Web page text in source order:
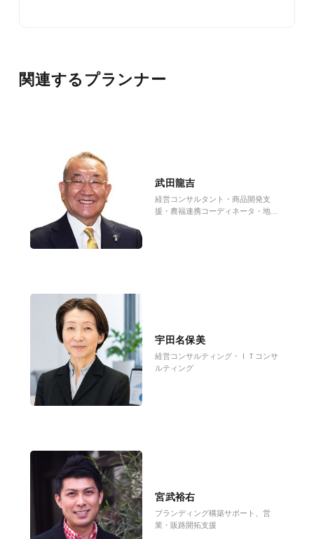
関連するプランナー
武田龍吉
経営コンサルタント・商品開発支
援・農福連携コーディネータ・地域
宇田名保美
経営コンサルティング・ＩＴコンサ
ルティング
宮武裕右
ブランディング構築サポート、営
業・販路開拓支援